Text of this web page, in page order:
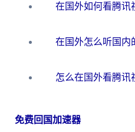
免费回国加速器